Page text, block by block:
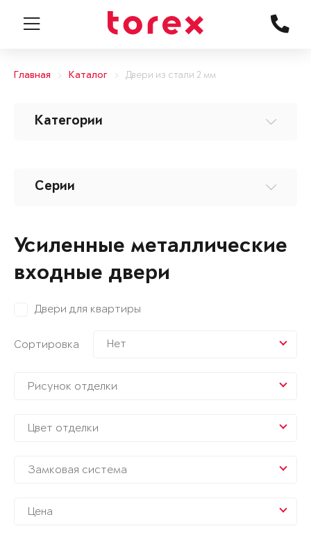
Главная Каталог Двери из стали 2 мм
Категории
Серии
Усиленные металлические
входные двери
Двери для квартиры
Сортировка Нет
Рисунок отделки
Цвет отделки
Замковая система
Цена